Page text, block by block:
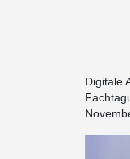
Digitale